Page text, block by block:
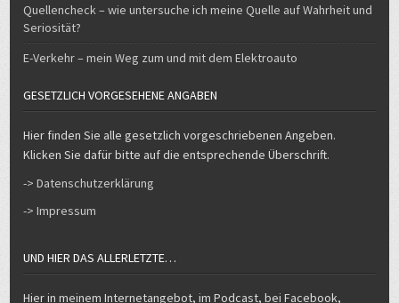
Quellencheck – wie untersuche ich meine Quelle auf Wahrheit und
Seriosität?
E-Verkehr – mein Weg zum und mit dem Elektroauto
GESETZLICH VORGESEHENE ANGABEN
Hier finden Sie alle gesetzlich vorgeschriebenen Angeben.
Klicken Sie dafür bitte auf die entsprechende Überschrift.
-> Datenschutzerklärung
-> Impressum
UND HIER DAS ALLERLETZTE…
Hier in meinem Internetangebot, im Podcast, bei Facebook,